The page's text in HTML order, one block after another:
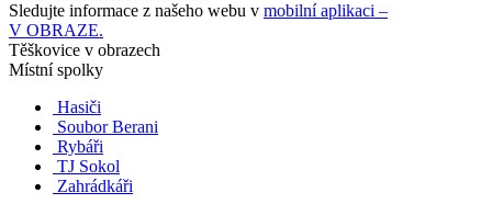
Sledujte informace z našeho webu v mobilní aplikaci –
V OBRAZE.
Těškovice v obrazech
Místní spolky
Hasiči
Soubor Berani
Rybáři
TJ Sokol
Zahrádkáři